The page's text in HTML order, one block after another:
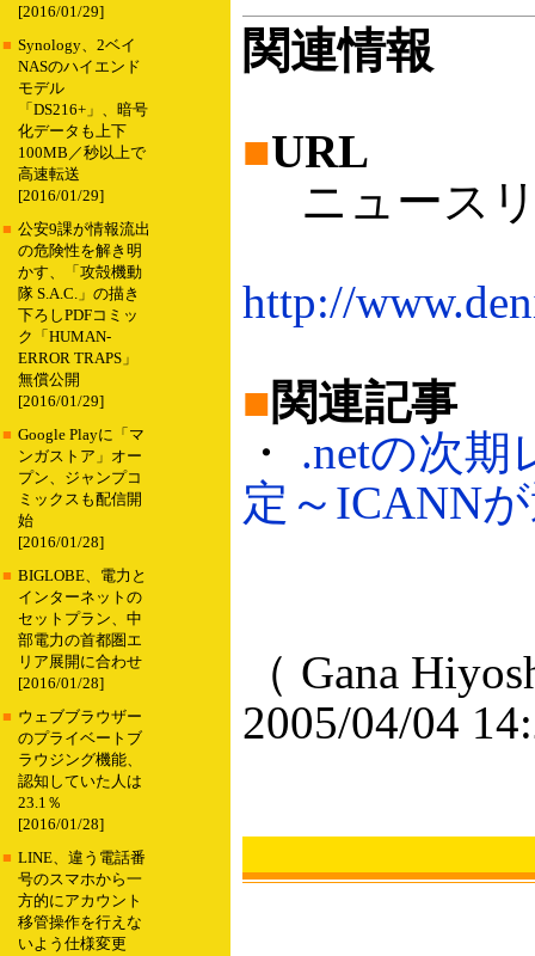
[2016/01/29]
■ Synology、2ベイ
NASのハイエンド
モデル
「DS216+」、暗号
化データも上下
100MB／秒以上で
高速転送
[2016/01/29]
■ 公安9課が情報流出
の危険性を解き明
かす、「攻殻機動
隊 S.A.C.」の描き
下ろしPDFコミッ
ク「HUMAN-
ERROR TRAPS」
無償公開
[2016/01/29]
■ Google Playに「マ
ンガストア」オー
プン、ジャンプコ
ミックスも配信開
始
[2016/01/28]
■ BIGLOBE、電力と
インターネットの
セットプラン、中
部電力の首都圏エ
リア展開に合わせ
[2016/01/28]
■ ウェブブラウザー
のプライベートブ
ラウジング機能、
認知していた人は
23.1％
[2016/01/28]
■ LINE、違う電話番
号のスマホから一
方的にアカウント
移管操作を行えな
いよう仕様変更
関連情報
■URL
ニュースリ
http://
■関連記事
・ .netの次期
定～ICANN
（ Gana
2005/04/04